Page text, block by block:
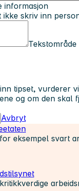
informasjon
ikke skriv inn
tipset, vurderer
og om den skal
Avbryt
eksempel svart